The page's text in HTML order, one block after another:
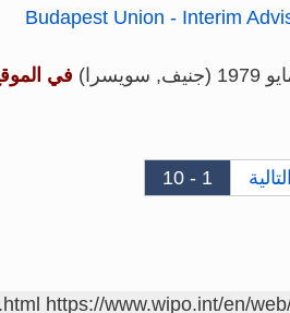
Budapest Union - Interim
في
1 - 10
https://www.wipo.int/en/